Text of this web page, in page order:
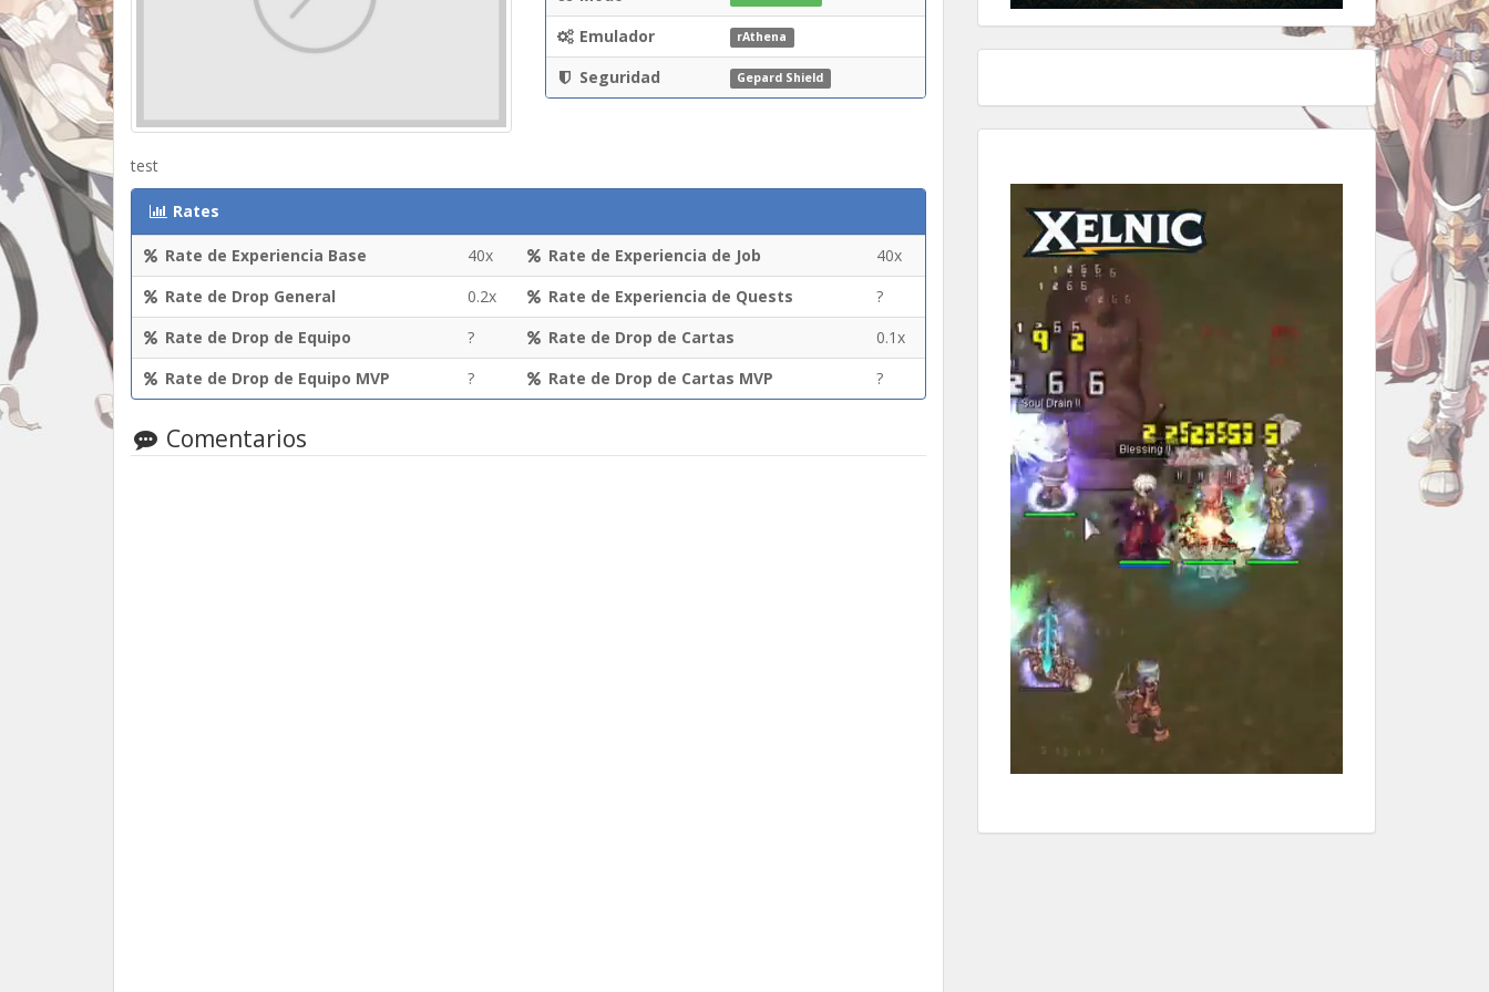
Emulador rAthena
Seguridad Gepard Shield
test
Rates
Rate de Experiencia Base 40x Rate de Experiencia de Job
40x
Rate de Drop General
0.2x Rate de Experiencia de Quests
?
Rate de Drop de Equipo
? Rate de Drop de Cartas
0.1x
Rate de Drop de Equipo MVP
? Rate de Drop de Cartas MVP ?
Comentarios